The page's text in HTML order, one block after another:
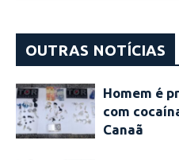
OUTRAS NOTÍCIAS
Homem é
com
Canaã